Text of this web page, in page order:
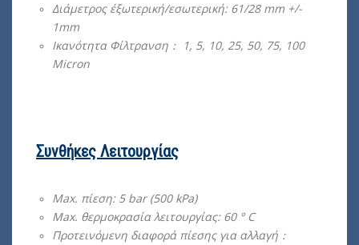
Διάμετρος έξωτερική/εσωτερική: 61/28 mm +/-
1mm
Ικανότητα Φίλτρανση： 1, 5, 10, 25, 50, 75, 100
Micron
Συνθήκες Λειτουργίας
Max. πίεση: 5 bar (500 kPa)
Max. θερμοκρασία λειτουργίας: 60 ° C
Προτεινόμενη διαφορά πίεσης για αλλαγή：